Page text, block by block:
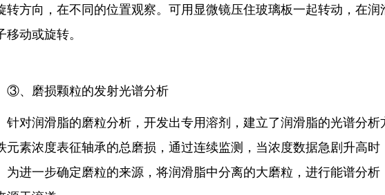
转方向，在不同的位置观察。可用显微镜压住玻璃板一起转动，在
移动或旋转。
磨损颗粒的发射光谱分析
润滑脂的磨粒分析，开发出专用溶剂，建立了润滑脂的光谱分析
元素浓度表征轴承的总磨损，通过连续监测，当浓度数据急剧升高
为进一步确定磨粒的来源，将润滑脂中分离的大磨粒，进行能谱分